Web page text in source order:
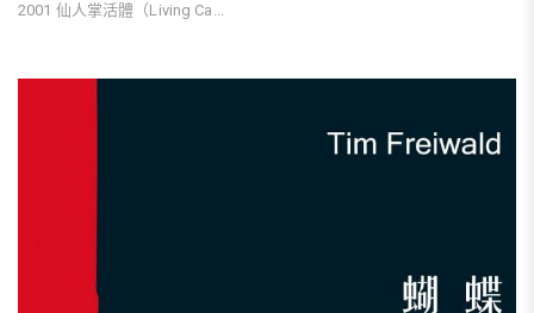
2001 仙人掌活體（Living Ca...